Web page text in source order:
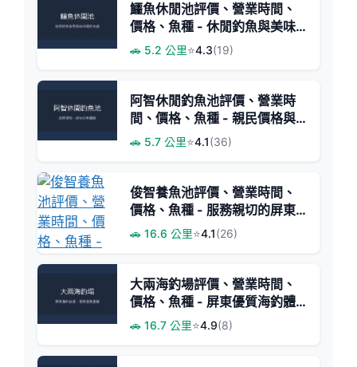
鱷魚休閒池評價、營業時間、
價格、魚種 - 休閒釣魚與美味
料理體驗
🚗 5.2 公里⭐4.3(19)
阿智休閒釣魚池評價、營業時
間、價格、魚種 - 親民價格與
豐富魚獲
🚗 5.7 公里⭐4.1(36)
俊智養魚池評價、營業時間、
價格、魚種 - 服務親切的屏東
釣魚池
🚗 16.6 公里⭐4.1(26)
大兩海釣場評價、營業時間、
價格、魚種 - 屏東優質海釣體
🚗 16.7 公里⭐4.9(8)